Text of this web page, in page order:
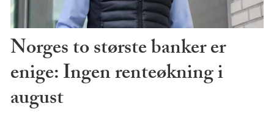
Norges to største banker er
enige: Ingen renteøkning i
august